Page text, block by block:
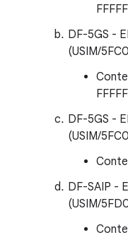
DF-5GS -
(USIM/
DF-5GS -
(USIM/
DF-SAIP -
(USIM/